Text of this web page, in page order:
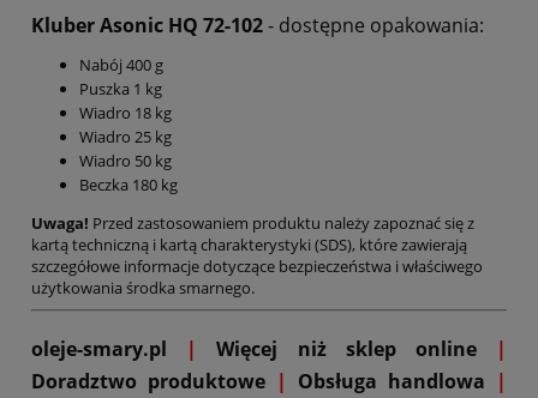
Kluber Asonic HQ 72-102- dostępne opakowania:
Nabój 400 g
Puszka 1 kg
Wiadro 18 kg
Wiadro 25 kg
Wiadro 50 kg
Beczka 180 kg
Uwaga! Przed zastosowaniem produktu należy zapoznać się z
kartą techniczną i kartą charakterystyki (SDS), które zawierają
szczegółowe informacje dotyczące bezpieczeństwa i właściwego
użytkowania środka smarnego.
oleje-smary.pl | Więcej niż sklep online
|
Doradztwo produktowe | Obsługa handlowa |